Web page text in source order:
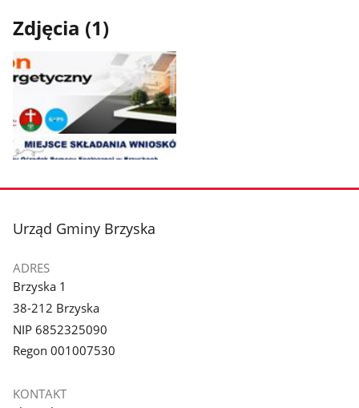
Zdjęcia (1)
zdjęcie
galerii.
stopka
Urząd Gminy Brzyska
ADRES
Brzyska 1
38-212 Brzyska
NIP 6852325090
Regon 001007530
KONTAKT